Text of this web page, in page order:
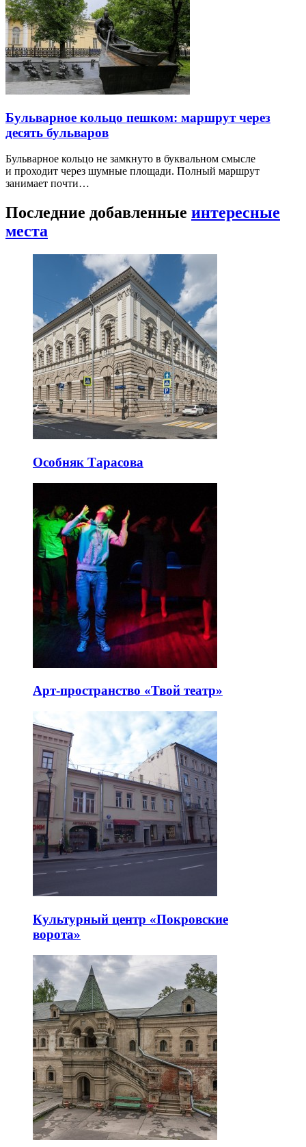
Бульварное кольцо пешком: маршрут через
десять бульваров
Бульварное кольцо не замкнуто в буквальном смысле
и проходит через шумные площади. Полный маршрут
занимает почти…
Последние добавленные интересные
места
Особняк Тарасова
Арт-пространство «Твой театр»
Культурный центр «Покровские
ворота»